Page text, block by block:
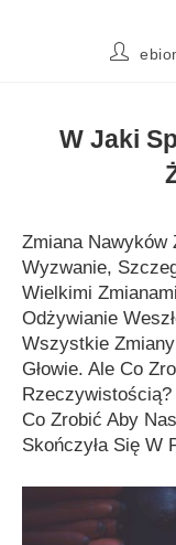
W Jaki
Zmiana Nawyków
Wyzwanie,
Wielkimi
Odżywianie
Wszystkie
Głowie. Ale Co
Co Zrobić Aby
Skończyła Się W